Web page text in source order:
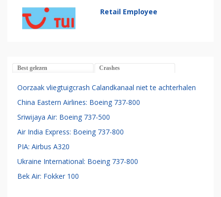
Retail Employee
Best gelezen Crashes
Oorzaak vliegtuigcrash Calandkanaal niet te achterhalen
China Eastern Airlines: Boeing 737-800
Sriwijaya Air: Boeing 737-500
Air India Express: Boeing 737-800
PIA: Airbus A320
Ukraine International: Boeing 737-800
Bek Air: Fokker 100